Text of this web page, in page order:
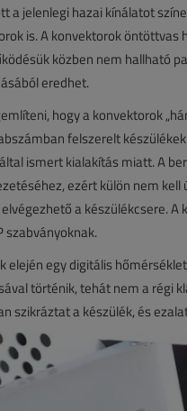
a jelenlegi hazai kínálatot
is. A konvektorok
közben nem hallható
eredhet.
hogy a konvektorok
felszerelt
ismert kialakítás miatt. A
ezért külön nem
a készülékcsere.
szabványoknak.
elején egy digitális
történik, tehát nem a régi
szikráztat a készülék, és